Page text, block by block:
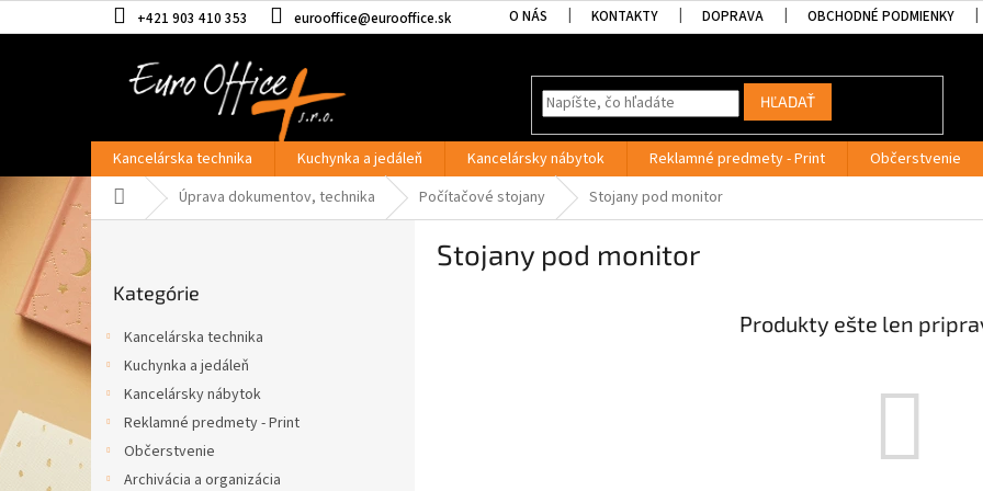
na
+421 903 410 353 eurooffice@eurooffice.sk O NÁS KONTAKTY DOPRAVA OBCHODNÉ PODMIENKY
HĽADAŤ
Kancelárska technika Kuchynka a jedáleň Kancelársky nábytok Reklamné predmety - Print Občerstvenie
DomovÚprava dokumentov, technika Počítačové stojany Stojany pod monitor
o
č
p
a
l
kategórie
Kategórie
Kancelárska technika
Kuchynka a jedáleň
Kancelársky nábytok
Reklamné predmety - Print
Občerstvenie
Archivácia a organizácia
Stojany pod monitor
Produkty ešte len